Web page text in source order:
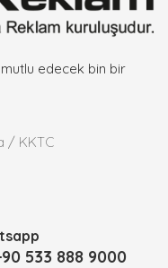
mutlu edecek bin bir
/ KKTC
533 888 9000